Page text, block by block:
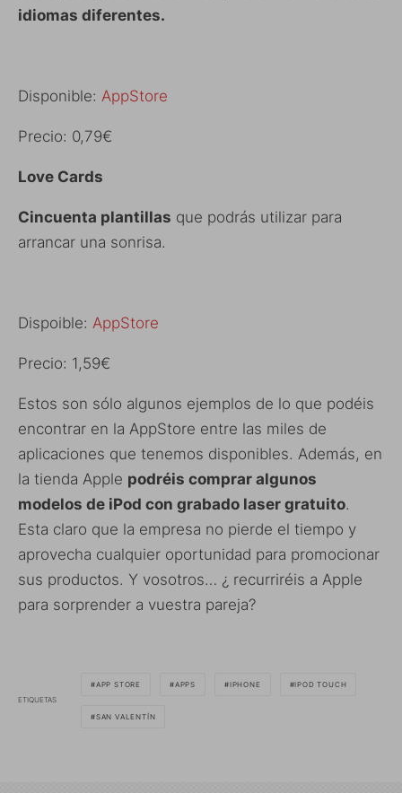
idiomas diferentes.
Disponible: AppStore
Precio: 0,79€
Love Cards
Cincuenta plantillas que podrás utilizar para
arrancar una sonrisa.
Dispoible: AppStore
Precio: 1,59€
Estos son sólo algunos ejemplos de lo que podéis
encontrar en la AppStore entre las miles de
aplicaciones que tenemos disponibles. Además, en
la tienda Apple podréis comprar algunos
modelos de iPod con grabado laser gratuito.
Esta claro que la empresa no pierde el tiempo y
aprovecha cualquier oportunidad para promocionar
sus productos. Y vosotros… ¿ recurriréis a Apple
para sorprender a vuestra pareja?
ETIQUETAS
APP STORE APPS IPHONE IPOD TOUCH
SAN VALENTÍN